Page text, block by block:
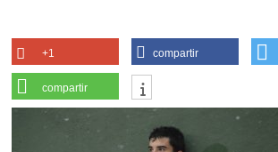
+1 compartir
compartir